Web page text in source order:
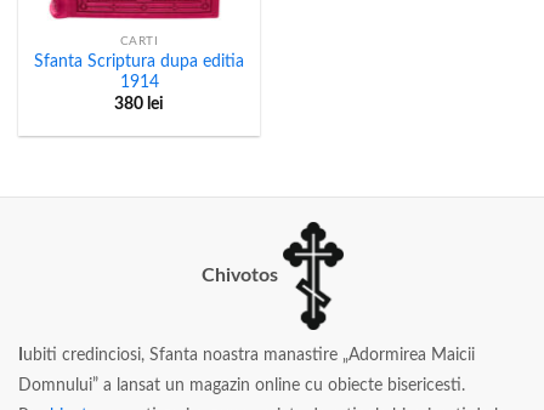
CARTI
Sfanta Scriptura dupa editia
1914
380 lei
Chivotos
ubiti credinciosi, Sfanta noastra manastire „Adormirea Maicii
Domnului” a lansat un magazin online cu obiecte bisericesti.